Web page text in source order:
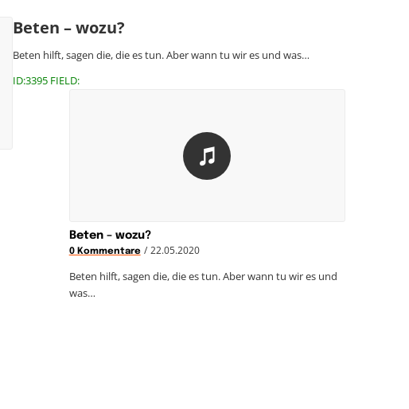
Beten – wozu?
Beten hilft, sagen die, die es tun. Aber wann tu wir es und was…
ID:3395 FIELD:
Beten – wozu?
0 Kommentare / 22.05.2020
Beten hilft, sagen die, die es tun. Aber wann tu wir es und
was…